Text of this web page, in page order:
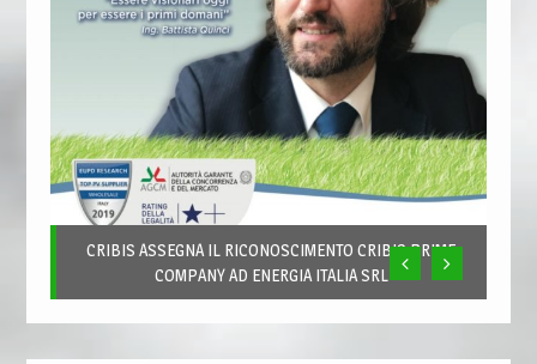
CRIBIS ASSEGNA IL RICONOSCIMENTO CRIBIS PRIME
COMPANY AD ENERGIA ITALIA SRL